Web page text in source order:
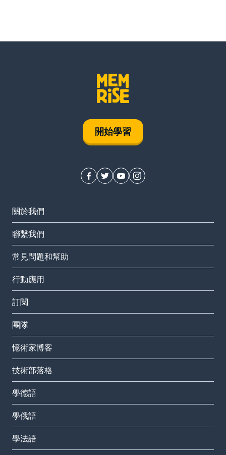
開始學習
關於我們
聯繫我們
常見問題和幫助
行動應用
訂閱
團隊
憶術家博客
技術部落格
學德語
學俄語
學法語